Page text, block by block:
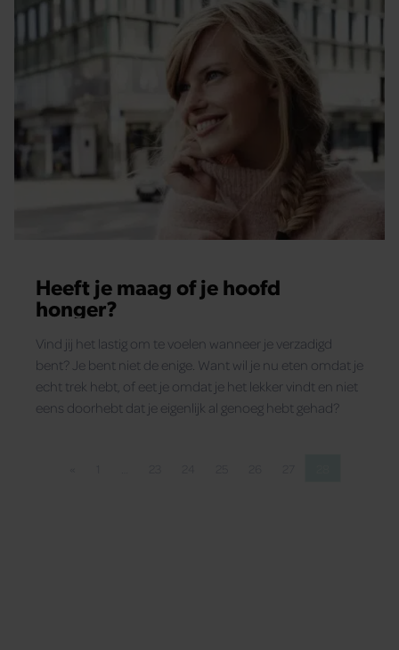
Heeft je maag of je hoofd
honger?
Vind jij het lastig om te voelen wanneer je verzadigd
bent? Je bent niet de enige. Want wil je nu eten omdat je
echt trek hebt, of eet je omdat je het lekker vindt en niet
eens doorhebt dat je eigenlijk al genoeg hebt gehad?